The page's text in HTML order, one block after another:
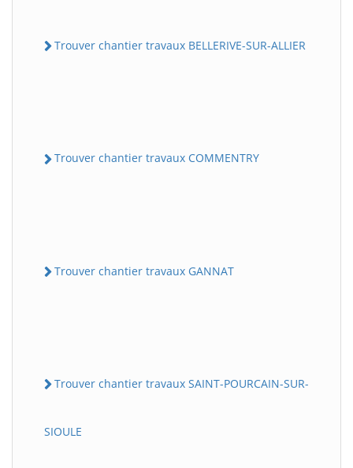
Trouver chantier travaux BELLERIVE-SUR-ALLIER
Trouver chantier travaux COMMENTRY
Trouver chantier travaux GANNAT
Trouver chantier travaux SAINT-POURCAIN-SUR-
SIOULE